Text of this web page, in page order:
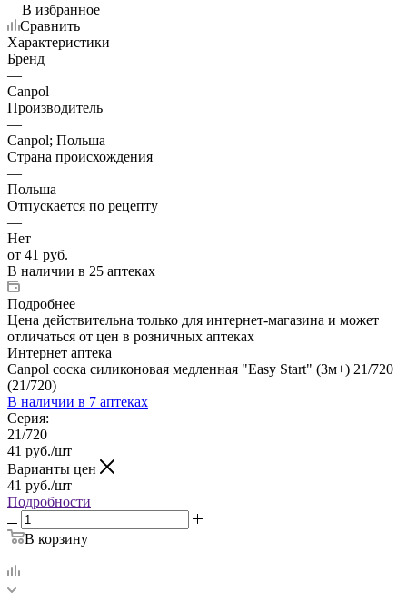
В избранное
Сравнить
Характеристики
Бренд
—
Canpol
Производитель
—
Canpol; Польша
Страна происхождения
—
Польша
Отпускается по рецепту
—
Нет
от 41 руб.
В наличии в 25 аптеках
Подробнее
Цена действительна только для интернет-магазина и может
отличаться от цен в розничных аптеках
Интернет аптека
Canpol соска силиконовая медленная "Easy Start" (3м+) 21/720
(21/720)
В наличии в 7 аптеках
Серия:
21/720
41 руб./шт
Варианты цен
41 руб./шт
Подробности
В корзину